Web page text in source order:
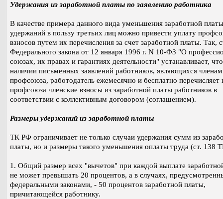
Удержания из заработной платы по заявлению работника
В качестве примера данного вида уменьшения заработной платы
удержаний в пользу третьих лиц можно привести уплату
взносов путем их перечисления за счет заработной платы. Так,
Федерального закона от 12 января 1996 г. N 10-ФЗ "О
союзах, их правах и гарантиях деятельности" устанавливает,
наличии письменных заявлений работников, являющихся
профсоюза, работодатель ежемесячно и бесплатно перечисляет
профсоюза членские взносы из заработной платы работников в
соответствии с коллективным договором (соглашением).
Размеры удержаний из заработной платы
ТК РФ ограничивает не только случаи удержания сумм из
платы, но и размеры такого уменьшения оплаты труда (ст. 138
1. Общий размер всех "вычетов" при каждой выплате
не может превышать 20 процентов, а в случаях,
федеральными законами, - 50 процентов заработной платы,
причитающейся работнику.